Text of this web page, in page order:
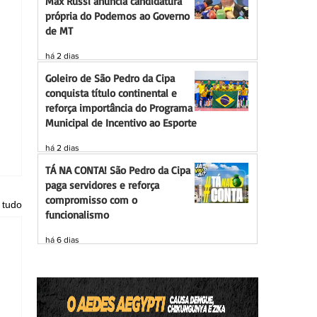
tudo
própria do Podemos ao Governo
de MT
há 2 dias
Goleiro de São Pedro da Cipa
conquista título continental e
reforça importância do Programa
Municipal de Incentivo ao Esporte
há 2 dias
TÁ NA CONTA! São Pedro da Cipa
paga servidores e reforça
compromisso com o
funcionalismo
há 6 dias